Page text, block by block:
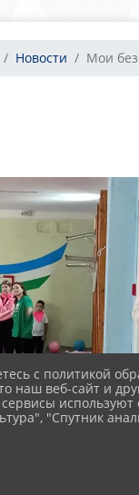
Новости Мои
с политикой
наш веб-сайт и
используют
"Спутник